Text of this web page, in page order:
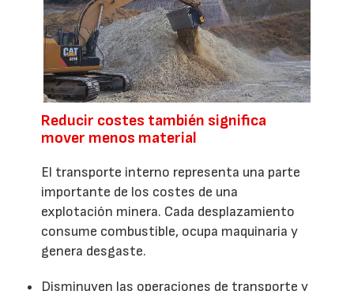
Reducir costes también significa
mover menos material
El transporte interno representa una parte
importante de los costes de una
explotación minera. Cada desplazamiento
consume combustible, ocupa maquinaria y
genera desgaste.
Disminuyen las operaciones de transporte y